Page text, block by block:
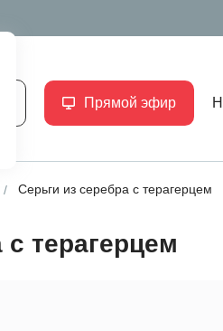
Прямой эфир
Серьги из серебра с терагерцем
терагерцем